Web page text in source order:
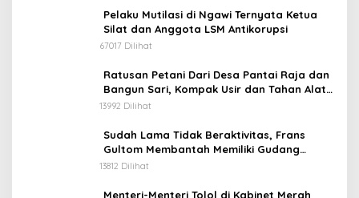
Pelaku Mutilasi di Ngawi Ternyata Ketua
Silat dan Anggota LSM Antikorupsi
67017 Dilihat
Ratusan Petani Dari Desa Pantai Raja dan
Bangun Sari, Kompak Usir dan Tahan Alat
Berat Milik Hanafi Cs.
13992 Dilihat
Sudah Lama Tidak Beraktivitas, Frans
Gultom Membantah Memiliki Gudang
Penimbunan BBM
13812 Dilihat
Menteri-Menteri Tolol di Kabinet Merah